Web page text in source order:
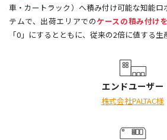
車・カートラック）へ積み付け可能な知能ロ
テムで、出荷エリアでのケースの積み付け
「0」にするとともに、従来の2倍に値する生
エンドユーザー
株式会社PALTAC様